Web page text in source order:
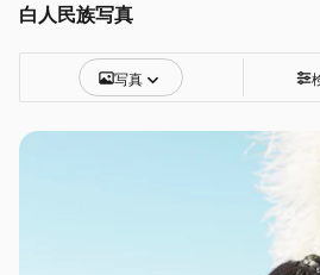
白人民族写真
写真